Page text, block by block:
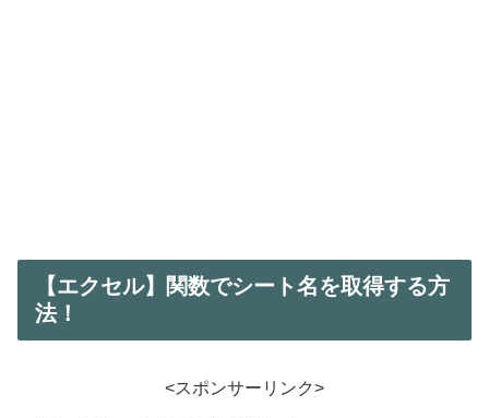
【エクセル】関数でシート名を取得する方
法！
<スポンサーリンク>